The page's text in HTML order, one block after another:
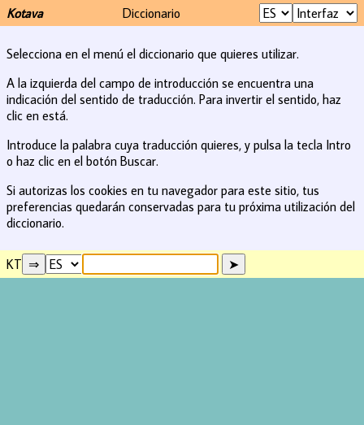
Kotava Diccionario
Selecciona en el menú el diccionario que quieres utilizar.
A la izquierda del campo de introducción se encuentra una
indicación del sentido de traducción. Para invertir el sentido, haz
clic en está.
Introduce la palabra cuya traducción quieres, y pulsa la tecla Intro
o haz clic en el botón Buscar.
Si autorizas los cookies en tu navegador para este sitio, tus
preferencias quedarán conservadas para tu próxima utilización del
diccionario.
KT